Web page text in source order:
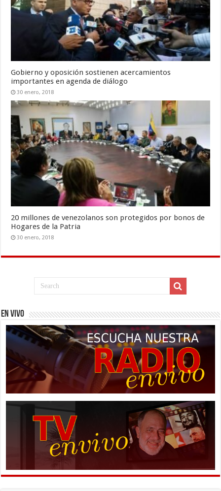
Gobierno y oposición sostienen acercamientos
importantes en agenda de diálogo
30 enero, 2018
20 millones de venezolanos son protegidos por bonos de
Hogares de la Patria
30 enero, 2018
EN VIVO